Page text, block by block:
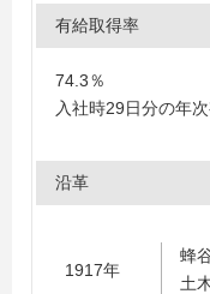
有給取得率
74.3％
入社時29日分の年
沿革
1917年
蜂
土